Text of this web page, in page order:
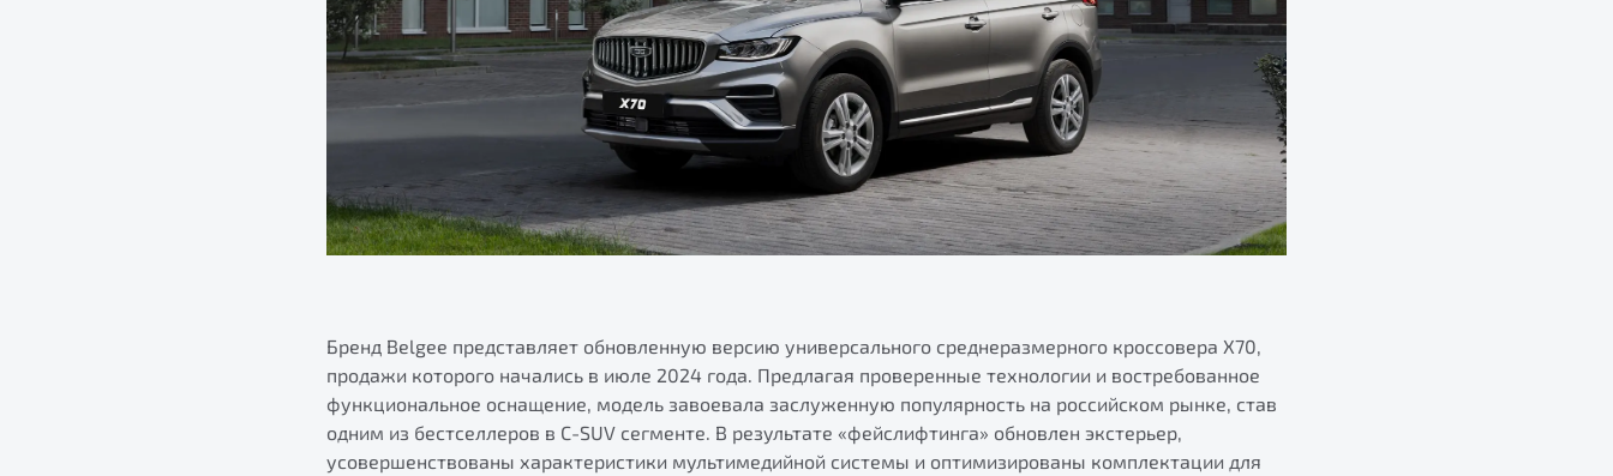
Бренд Belgee представляет обновленную версию универсального среднеразмерного кроссовера X70,
продажи которого начались в июле 2024 года. Предлагая проверенные технологии и востребованное
функциональное оснащение, модель завоевала заслуженную популярность на российском рынке, став
одним из бестселлеров в C-SUV сегменте. В результате «фейслифтинга» обновлен экстерьер,
усовершенствованы характеристики мультимедийной системы и оптимизированы комплектации для